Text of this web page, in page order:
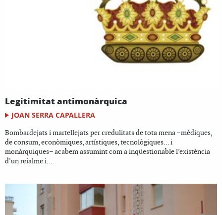
Legitimitat antimonàrquica
JOAN SERRA CAPALLERA
Bombardejats i martellejats per credulitats de tota mena –mèdiques,
de consum, econòmiques, artístiques, tecnològiques... i
monàrquiques– acabem assumint com a inqüestionable l’existència
d’un reialme i...